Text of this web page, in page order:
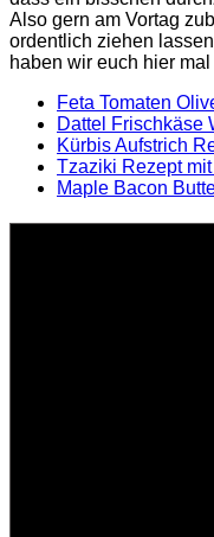
Also gern am Vortag
ordentlich ziehen
haben wir euch hier
Feta Tomaten
Dattel Frischkäse
Kürbis Aufstrich
Tzaziki Rezept
Maple Bacon